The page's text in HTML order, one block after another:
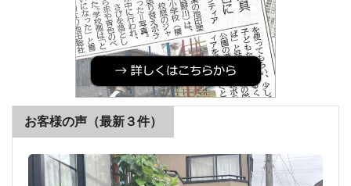
お客様の声（最新３件）